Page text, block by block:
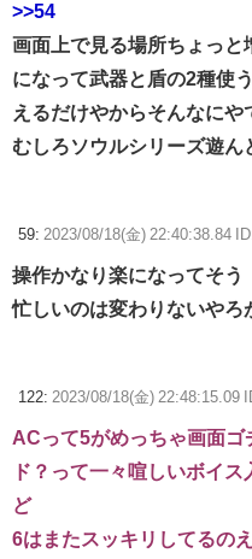
>>54
画面上で見る場所ちょっと
になって武器と盾の2種使
えるだけやからそんなにや
むしろソウルシリーズ遊ん
59: 2023/08/18(金) 22:40:38.84
操作かなり楽になってそう
忙しいのは変わりないやろ
122: 2023/08/18(金) 22:48:15.09
ACって5がめっちゃ画面
ド？って一々喧しいボイ
ど
6はまたスッキリしてるの